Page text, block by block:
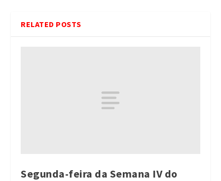
RELATED POSTS
Segunda-feira da Semana IV do